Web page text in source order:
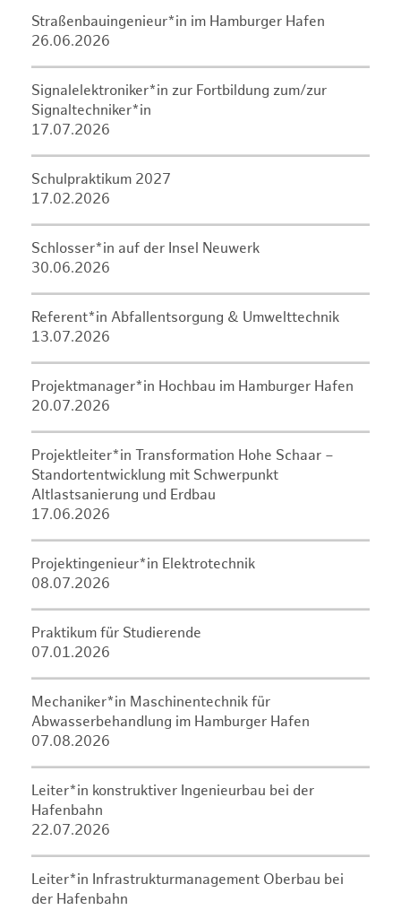
Straßenbauingenieur*in im Hamburger Hafen
26.06.2026
Signalelektroniker*in zur Fortbildung zum/zur
Signaltechniker*in
17.07.2026
Schulpraktikum 2027
17.02.2026
Schlosser*in auf der Insel Neuwerk
30.06.2026
Referent*in Abfallentsorgung & Umwelttechnik
13.07.2026
Projektmanager*in Hochbau im Hamburger Hafen
20.07.2026
Projektleiter*in Transformation Hohe Schaar –
Standortentwicklung mit Schwerpunkt
Altlastsanierung und Erdbau
17.06.2026
Projektingenieur*in Elektrotechnik
08.07.2026
Praktikum für Studierende
07.01.2026
Mechaniker*in Maschinentechnik für
Abwasserbehandlung im Hamburger Hafen
07.08.2026
Leiter*in konstruktiver Ingenieurbau bei der
Hafenbahn
22.07.2026
Leiter*in Infrastrukturmanagement Oberbau bei
der Hafenbahn